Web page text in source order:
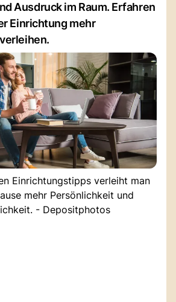
Ausdruck im Raum. Erfahren
Einrichtung mehr
Einrichtungstipps verleiht man
mehr Persönlichkeit und
- Depositphotos